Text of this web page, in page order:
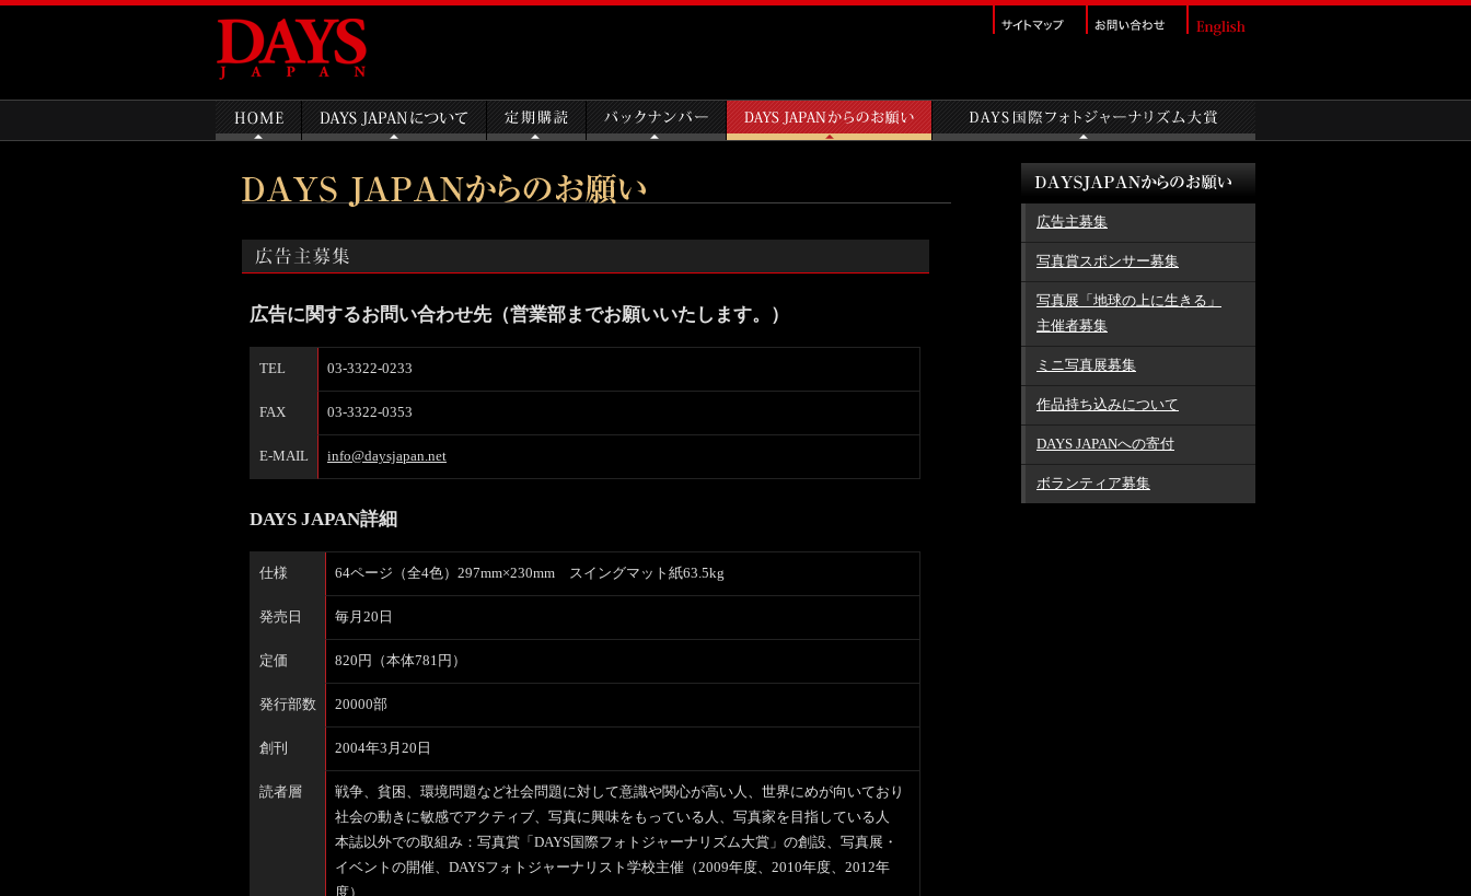
広告に関するお問い合わせ先（営業部までお願いいたします。）
TEL 03-3322-0233
FAX 03-3322-0353
E-MAIL info@daysjapan.net
DAYS JAPAN詳細
仕様 64ページ（全4色）297mm×230mm スイングマット紙63.5kg
発売日 毎月20日
定価 820円（本体781円）
発行部数 20000部
創刊 2004年3月20日
読者層
戦争、貧困、環境問題など社会問題に対して意識や関心が高い人、世界にめが向いており
社会の動きに敏感でアクティブ、写真に興味をもっている人、写真家を目指している人
本誌以外での取組み：写真賞「DAYS国際フォトジャーナリズム大賞」の創設、写真展・
イベントの開催、DAYSフォトジャーナリスト学校主催（2009年度、2010年度、2012年
度）
広告主募集
写真賞スポンサー募集
写真展「地球の上に生きる」
主催者募集
ミニ写真展募集
作品持ち込みについて
DAYS JAPANへの寄付
ボランティア募集